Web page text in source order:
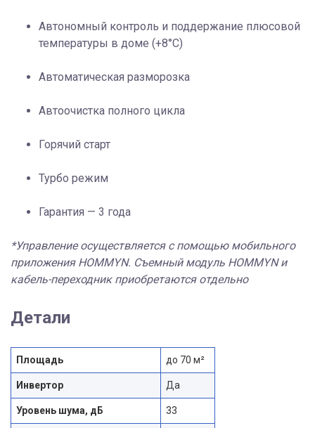
Автономный контроль и поддержание плюсовой
температуры в доме (+8°C)
Автоматическая разморозка
Автоочистка полного цикла
Горячий старт
Турбо режим
Гарантия — 3 года
*Управление осуществляется с помощью мобильного
приложения HOMMYN. Съемный модуль HOMMYN и
кабель-переходник приобретаются отдельно
Детали
Площадь до 70 м²
Инвертор Да
Уровень шума, дБ 33